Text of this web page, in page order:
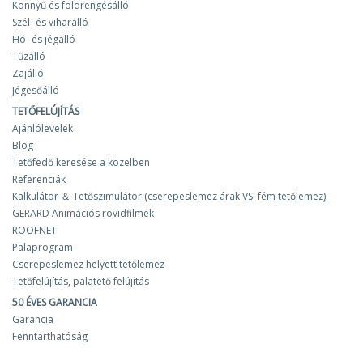
Könnyű és földrengésálló
Szél- és viharálló
Hó- és jégálló
Tűzálló
Zajálló
Jégesőálló
TETŐFELÚJÍTÁS
Ajánlólevelek
Blog
Tetőfedő keresése a közelben
Referenciák
Kalkulátor ＆ Tetőszimulátor (cserepeslemez árak VS. fém tetőlemez)
GERARD Animációs rövidfilmek
ROOFNET
Palaprogram
Cserepeslemez helyett tetőlemez
Tetőfelújítás, palatető felújítás
50 ÉVES GARANCIA
Garancia
Fenntarthatóság